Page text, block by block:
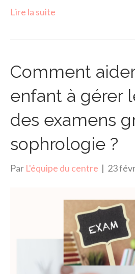
Lire la suite
Comment
enfant à gérer
des examens
sophrologie ?
Par L'équipe du centre | 23